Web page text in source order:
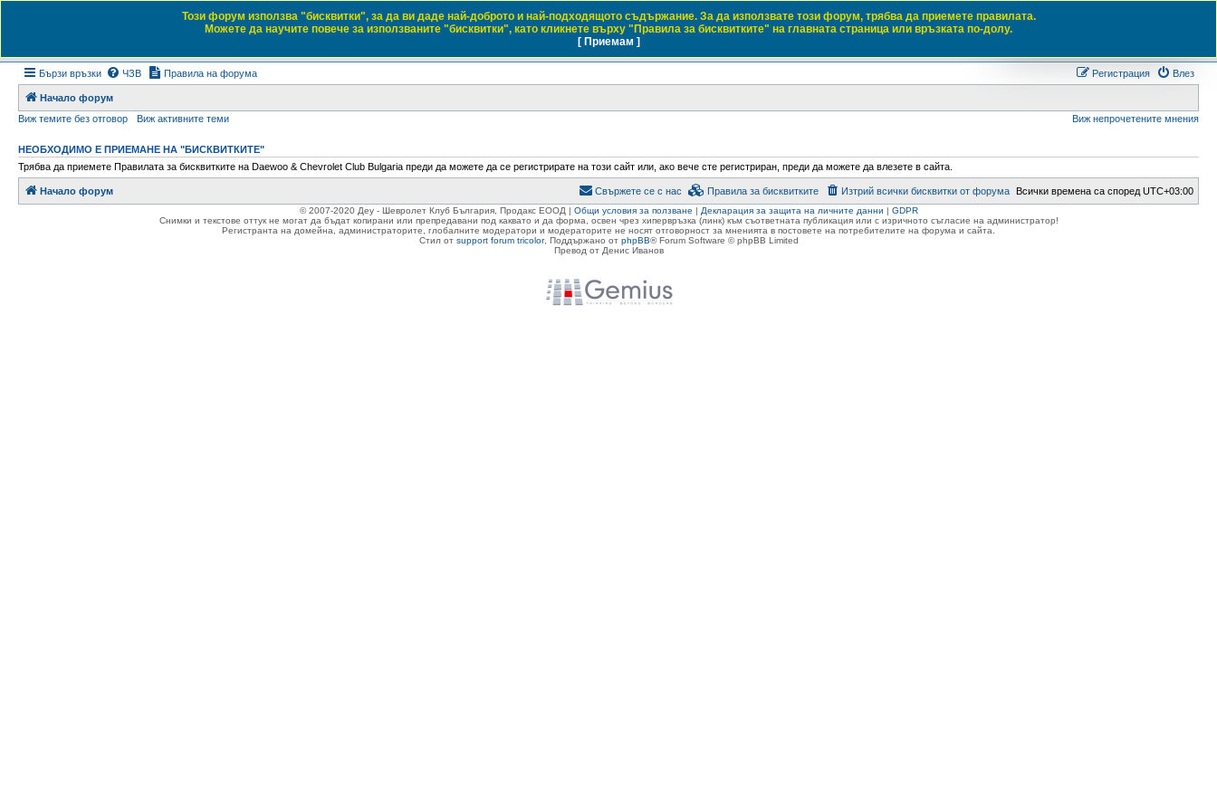
Daewoo & Chevrolet Club Bulgaria
Бързи връзки ЧЗВ Правила на форума Влез
Регистрация
Начало форум
Виж темите без отговор
Виж активните теми Виж непрочетените мнения
НЕОБХОДИМО Е ПРИЕМАНЕ НА "БИСКВИТКИТЕ"
Трябва да приемете Правилата за бисквитките на Daewoo & Chevrolet Club Bulgaria преди да можете да се регистрирате на този сайт или, ако вече сте регистриран, преди да можете да влезете в сайта.
Този форум използва "бисквитки", за да ви даде най-доброто и най-подходящото съдържание. За да използвате този форум, трябва да приемете правилата.
Можете да научите повече за използваните "бисквитки", като кликнете върху "Правила за бисквитките" на главната страница или връзката по-долу.
[ Приемам ]
Начало форум Всички времена са според UTC+03:00
Изтрий всички бисквитки от форума
Правила за бисквитките
Свържете се с нас
© 2007-2020 Деу - Шевролет Клуб България, Продакс ЕООД | Общи условия за ползване | Декларация за защита на личните данни | GDPR
Снимки и текстове оттук не могат да бъдат копирани или препредавани под каквато и да форма, освен чрез хипервръзка (линк) към съответната публикация или с изричното съгласие на администратор!
Регистранта на домейна, администраторите, глобалните модератори и модераторите не носят отговорност за мненията в постовете на потребителите на форума и сайта.
Стил от support forum tricolor, Поддържано от phpBB® Forum Software © phpBB Limited
Превод от Денис Иванов